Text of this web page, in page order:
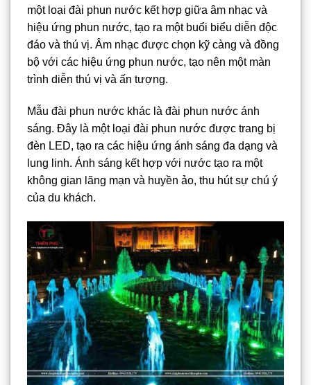
một loại đài phun nước kết hợp giữa âm nhạc và
hiệu ứng phun nước, tạo ra một buổi biểu diễn độc
đáo và thú vị. Âm nhạc được chọn kỹ càng và đồng
bộ với các hiệu ứng phun nước, tạo nên một màn
trình diễn thú vị và ấn tượng.
Mẫu đài phun nước khác là đài phun nước ánh
sáng. Đây là một loại đài phun nước được trang bị
đèn LED, tạo ra các hiệu ứng ánh sáng đa dạng và
lung linh. Ánh sáng kết hợp với nước tạo ra một
không gian lãng mạn và huyền ảo, thu hút sự chú ý
của du khách.